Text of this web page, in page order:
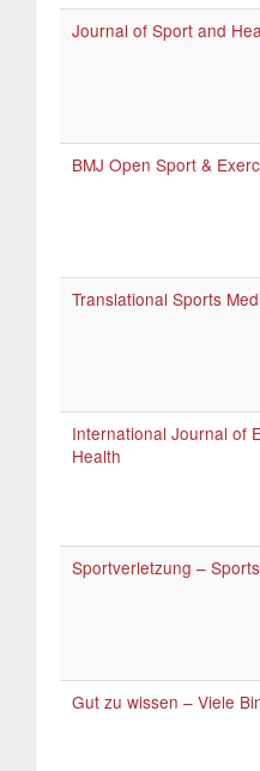
Journal of Sport and
BMJ Open Sport &
Translational Sports
International Journal of
Health
Sportverletzung –
Gut zu wissen – Viele